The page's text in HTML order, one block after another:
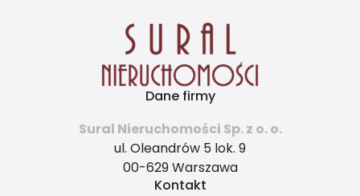
Dane firmy
Sural Nieruchomości Sp. z o. o.
ul. Oleandrów 5 lok. 9
00-629 Warszawa
Kontakt